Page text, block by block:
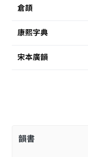
倉頡
康熙字典
宋本廣韻
韻書